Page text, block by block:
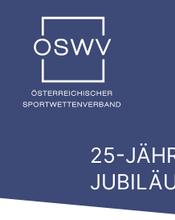
springen
25-